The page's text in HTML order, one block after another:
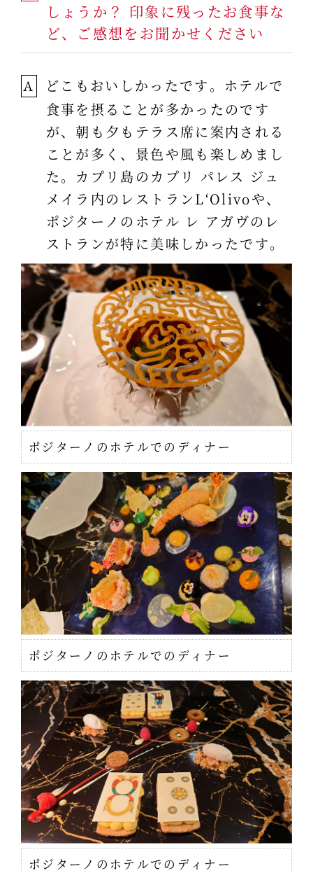
しょうか？ 印象に残ったお食事な
ど、ご感想をお聞かせください
A
どこもおいしかったです。ホテルで
食事を摂ることが多かったのです
が、朝も夕もテラス席に案内される
ことが多く、景色や風も楽しめまし
た。カプリ島のカプリ パレス ジュ
メイラ内のレストランL‘Olivoや、
ポジターノのホテル レ アガヴのレ
ストランが特に美味しかったです。
ポジターノのホテルでのディナー
ポジターノのホテルでのディナー
ポジターノのホテルでのディナー